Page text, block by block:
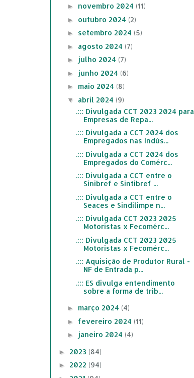
► novembro 2024 (11)
► outubro 2024 (2)
► setembro 2024 (5)
► agosto 2024 (7)
► julho 2024 (7)
► junho 2024 (6)
► maio 2024 (8)
▼ abril 2024 (9)
.::: Divulgada CCT 2023 2024 para
Empresas de Repa...
.::: Divulgada a CCT 2024 dos
Empregados nas Indús...
.::: Divulgada a CCT 2024 dos
Empregados do Comérc...
.::: Divulgada a CCT entre o
Sinibref e Sintibref ...
.::: Divulgada a CCT entre o
Seaces e Sindilimpe n...
.::: Divulgada CCT 2023 2025
Motoristas x Fecomérc...
.::: Divulgada CCT 2023 2025
Motoristas x Fecomérc...
.::: Aquisição de Produtor Rural -
NF de Entrada p...
.::: ES divulga entendimento
sobre a forma de trib...
► março 2024 (4)
► fevereiro 2024 (11)
► janeiro 2024 (4)
► 2023 (84)
► 2022 (94)